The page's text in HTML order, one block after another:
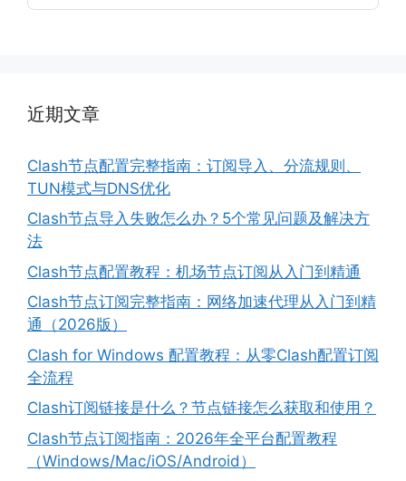
近期文章
Clash节点配置完整指南：订阅导入、分流规则、
TUN模式与DNS优化
Clash节点导入失败怎么办？5个常见问题及解决方
法
Clash节点配置教程：机场节点订阅从入门到精通
Clash节点订阅完整指南：网络加速代理从入门到精
通（2026版）
Clash for Windows 配置教程：从零Clash配置订阅
全流程
Clash订阅链接是什么？节点链接怎么获取和使用？
Clash节点订阅指南：2026年全平台配置教程
（Windows/Mac/iOS/Android）